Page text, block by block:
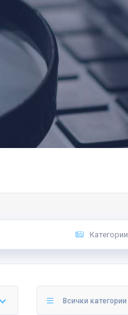
Категории
Всички категории